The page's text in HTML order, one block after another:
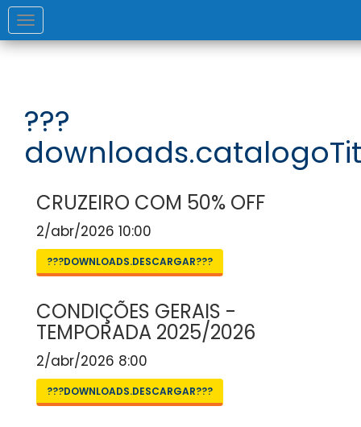
Toggle
navigation
???
CRUZEIRO COM 50% OFF
2/abr/2026 10:00
???DOWNLOADS.DESCARGAR???
CONDIÇÕES GERAIS -
TEMPORADA 2025/2026
2/abr/2026 8:00
???DOWNLOADS.DESCARGAR???